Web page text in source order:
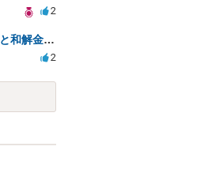
2
詐欺に利用された口座の責任と和解金の相談について
2